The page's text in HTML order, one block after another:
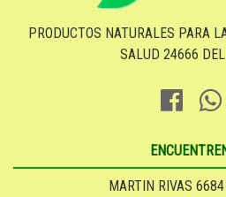
PRODUCTOS NATURALES PARA
SALUD 24666
MARTIN RIVAS